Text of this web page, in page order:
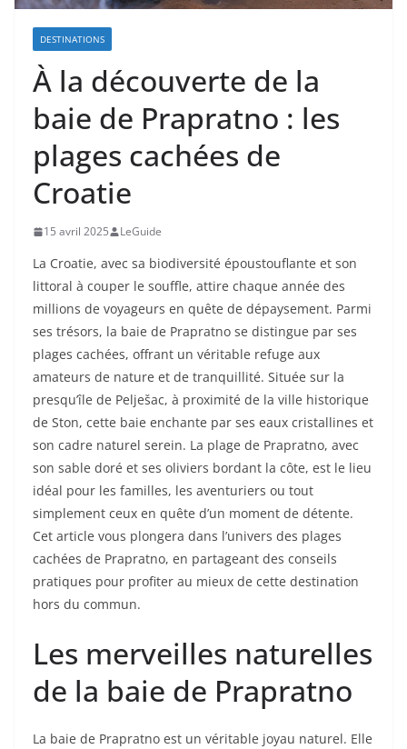
DESTINATIONS
À la découverte de la
baie de Prapratno : les
plages cachées de
Croatie
15 avril 2025 LeGuide
La Croatie, avec sa biodiversité époustouflante et son
littoral à couper le souffle, attire chaque année des
millions de voyageurs en quête de dépaysement. Parmi
ses trésors, la baie de Prapratno se distingue par ses
plages cachées, offrant un véritable refuge aux
amateurs de nature et de tranquillité. Située sur la
presqu’île de Pelješac, à proximité de la ville historique
de Ston, cette baie enchante par ses eaux cristallines et
son cadre naturel serein. La plage de Prapratno, avec
son sable doré et ses oliviers bordant la côte, est le lieu
idéal pour les familles, les aventuriers ou tout
simplement ceux en quête d’un moment de détente.
Cet article vous plongera dans l’univers des plages
cachées de Prapratno, en partageant des conseils
pratiques pour profiter au mieux de cette destination
hors du commun.
Les merveilles naturelles
de la baie de Prapratno
La baie de Prapratno est un véritable joyau naturel. Elle